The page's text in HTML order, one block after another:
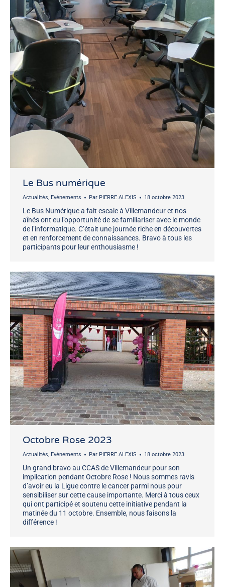
Le Bus numérique
Actualités, Evénements Par PIERRE ALEXIS 18 octobre 2023
Le Bus Numérique a fait escale à Villemandeur et nos
aînés ont eu l’opportunité de se familiariser avec le monde
de l’informatique. C’était une journée riche en découvertes
et en renforcement de connaissances. Bravo à tous les
participants pour leur enthousiasme !
Octobre Rose 2023
Actualités, Evénements Par PIERRE ALEXIS 18 octobre 2023
Un grand bravo au CCAS de Villemandeur pour son
implication pendant Octobre Rose ! Nous sommes ravis
d’avoir eu la Ligue contre le cancer parmi nous pour
sensibiliser sur cette cause importante. Merci à tous ceux
qui ont participé et soutenu cette initiative pendant la
matinée du 11 octobre. Ensemble, nous faisons la
différence !